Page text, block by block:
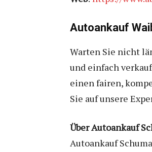
Autoankauf
Warten Sie nicht
und einfach
einen fairen,
Sie auf unsere
Über Autoankauf
Autoankauf